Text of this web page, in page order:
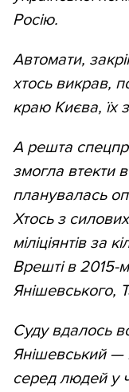
Росію.
Автомати,
хтось викрав,
краю Києва, їх
А решта
змогла втекти
планувалась
Хтось з
міліціянтів за
Врешті в 2015-
Янішевського,
Суду вдалось
Янішевський
серед людей у